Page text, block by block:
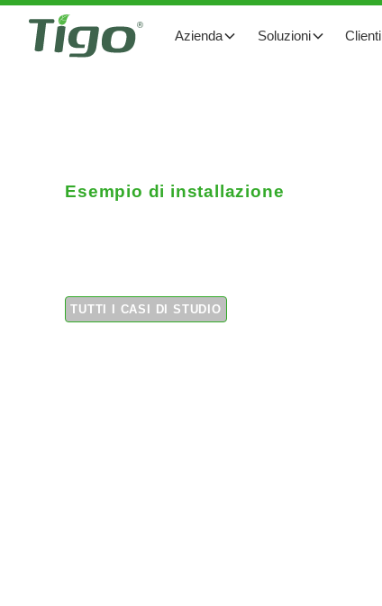
Azienda Soluzioni Clienti
Esempio di installazione
TUTTI I CASI DI STUDIO